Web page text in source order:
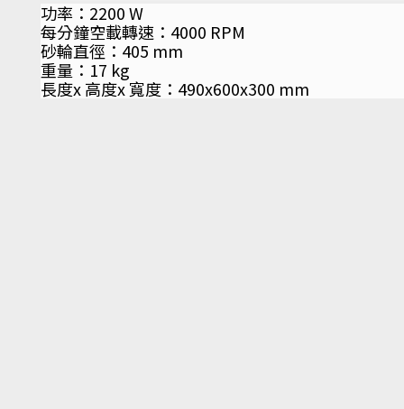
功率：2200 W
每分鐘空載轉速：4000 RPM
砂輪直徑：405 mm
重量：17 kg
長度x 高度x 寬度：490x600x300 mm